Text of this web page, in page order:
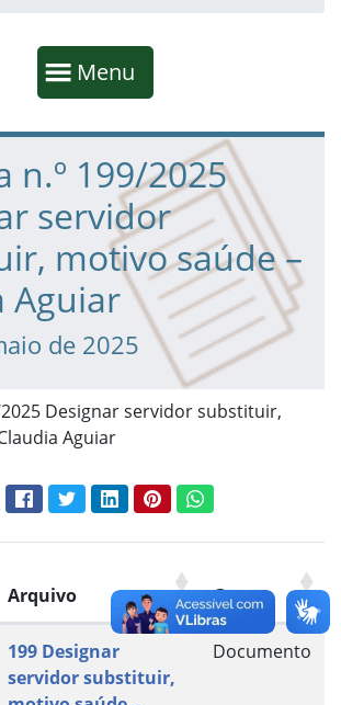
Mostrar
Menu
n.º 199/2025
servidor
motivo saúde –
Aguiar
de 2025
Designar servidor substituir,
Aguiar
conteúdo:
FacebookTwitterLinkedInPinterestWhatsApp
Arquivo Grupo
199 Designar
servidor substituir,
Documento